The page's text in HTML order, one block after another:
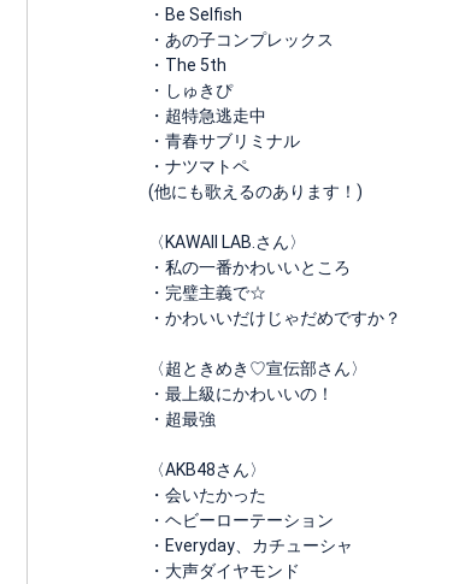
・Be Selfish
・あの子コンプレックス
・The 5th
・しゅきぴ
・超特急逃走中
・青春サブリミナル
・ナツマトペ
(他にも歌えるのあります！)
〈KAWAII LAB.さん〉
・私の一番かわいいところ
・完璧主義で☆
・かわいいだけじゃだめですか？
〈超ときめき♡宣伝部さん〉
・最上級にかわいいの！
・超最強
〈AKB48さん〉
・会いたかった
・ヘビーローテーション
・Everyday、カチューシャ
・大声ダイヤモンド